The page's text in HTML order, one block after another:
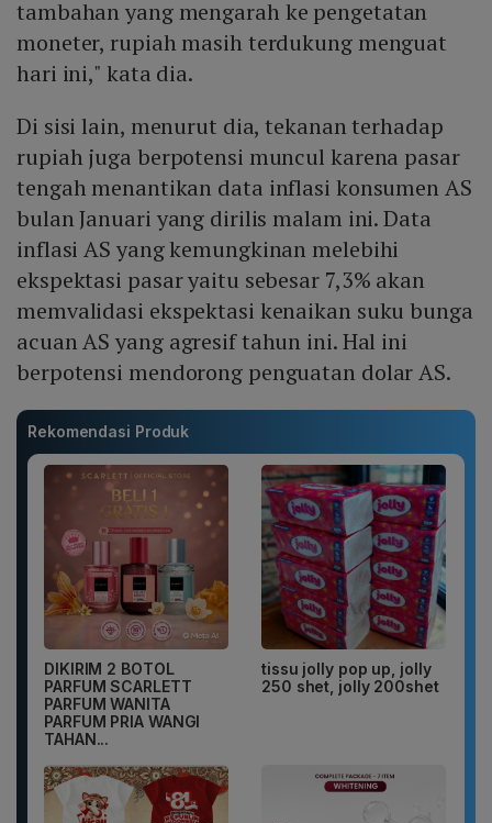
tambahan yang mengarah ke pengetatan
moneter, rupiah masih terdukung menguat
hari ini," kata dia.
Di sisi lain, menurut dia, tekanan terhadap
rupiah juga berpotensi muncul karena pasar
tengah menantikan data inflasi konsumen AS
bulan Januari yang dirilis malam ini. Data
inflasi AS yang kemungkinan melebihi
ekspektasi pasar yaitu sebesar 7,3% akan
memvalidasi ekspektasi kenaikan suku bunga
acuan AS yang agresif tahun ini. Hal ini
berpotensi mendorong penguatan dolar AS.
Rekomendasi Produk
DIKIRIM 2 BOTOL
PARFUM SCARLETT
PARFUM WANITA
PARFUM PRIA WANGI
TAHAN...
tissu jolly pop up, jolly
250 shet, jolly 200shet